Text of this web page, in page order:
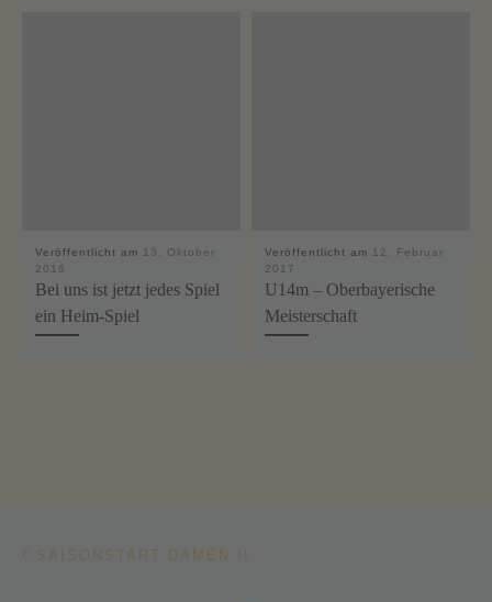
Veröffentlicht am
13. Oktober
2016
Bei uns ist jetzt jedes Spiel
ein Heim-Spiel
Veröffentlicht am
12. Februar
2017
U14m – Oberbayerische
Meisterschaft
Beitragsnavigation
SAISONSTART DAMEN II